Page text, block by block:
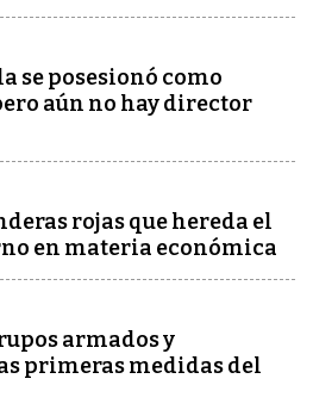
se posesionó como
aún no hay director
rojas que hereda el
en materia económica
armados y
primeras medidas del